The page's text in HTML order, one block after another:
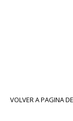
VOLVER A PAGINA